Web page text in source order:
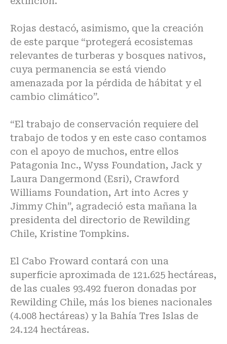
Rojas destacó, asimismo, que la creación
de este parque “protegerá ecosistemas
relevantes de turberas y bosques nativos,
cuya permanencia se está viendo
amenazada por la pérdida de hábitat y el
cambio climático”.
“El trabajo de conservación requiere del
trabajo de todos y en este caso contamos
con el apoyo de muchos, entre ellos
Patagonia Inc., Wyss Foundation, Jack y
Laura Dangermond (Esri), Crawford
Williams Foundation, Art into Acres y
Jimmy Chin”, agradeció esta mañana la
presidenta del directorio de Rewilding
Chile, Kristine Tompkins.
El Cabo Froward contará con una
superficie aproximada de 121.625 hectáreas,
de las cuales 93.492 fueron donadas por
Rewilding Chile, más los bienes nacionales
(4.008 hectáreas) y la Bahía Tres Islas de
24.124 hectáreas.